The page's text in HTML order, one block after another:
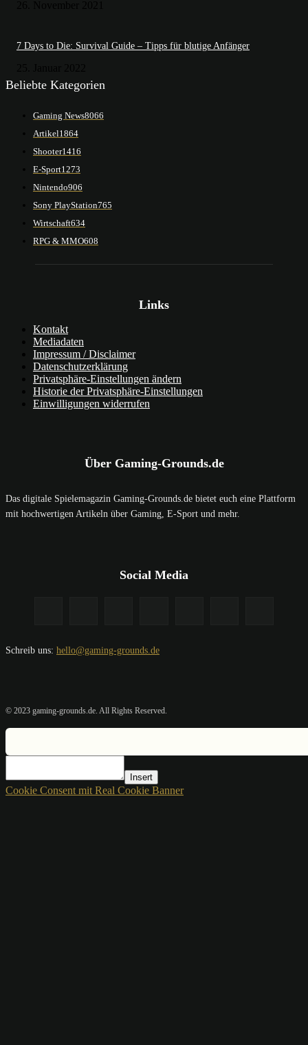
7 Days to Die: Survival Guide – Tipps für blutige Anfänger
Beliebte Kategorien
Gaming News8066
Artikel1864
Shooter1416
E-Sport1273
Nintendo906
Sony PlayStation765
Wirtschaft634
RPG & MMO608
Links
Kontakt
Mediadaten
Impressum / Disclaimer
Datenschutzerklärung
Privatsphäre-Einstellungen ändern
Historie der Privatsphäre-Einstellungen
Einwilligungen widerrufen
Über Gaming-Grounds.de
Das digitale Spielemagazin Gaming-Grounds.de bietet euch eine Plattform
mit hochwertigen Artikeln über Gaming, E-Sport und mehr.
Social Media
Schreib uns: hello@gaming-grounds.de
© 2023 gaming-grounds.de. All Rights Reserved.
Insert
Cookie Consent mit Real Cookie Banner